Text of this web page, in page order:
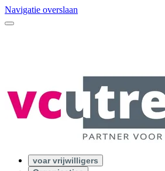
Navigatie overslaan
voar vrijwilligers